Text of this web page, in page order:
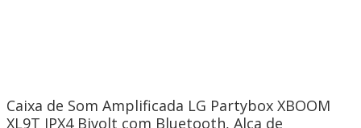
Caixa de Som Amplificada LG Partybox XBOOM
XL9T IPX4 Bivolt com Bluetooth, Alça de